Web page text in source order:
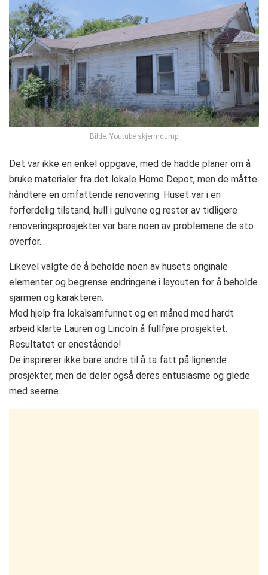
Bilde: Youtube skjermdump
Det var ikke en enkel oppgave, med de hadde planer om å
bruke materialer fra det lokale Home Depot, men de måtte
håndtere en omfattende renovering. Huset var i en
forferdelig tilstand, hull i gulvene og rester av tidligere
renoveringsprosjekter var bare noen av problemene de sto
overfor.
Likevel valgte de å beholde noen av husets originale
elementer og begrense endringene i layouten for å beholde
sjarmen og karakteren.
Med hjelp fra lokalsamfunnet og en måned med hardt
arbeid klarte Lauren og Lincoln å fullføre prosjektet.
Resultatet er enestående!
De inspirerer ikke bare andre til å ta fatt på lignende
prosjekter, men de deler også deres entusiasme og glede
med seerne.